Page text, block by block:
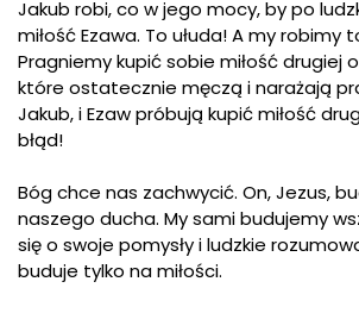
Jakub robi, co w jego mocy, by po
miłość Ezawa. To ułuda! A my robimy
Pragniemy kupić sobie miłość drugiej
które ostatecznie męczą i narażają
Jakub, i Ezaw próbują kupić miłość
błąd!
Bóg chce nas zachwycić. On, Jezus,
naszego ducha. My sami budujemy
się o swoje pomysły i ludzkie
buduje tylko na miłości.